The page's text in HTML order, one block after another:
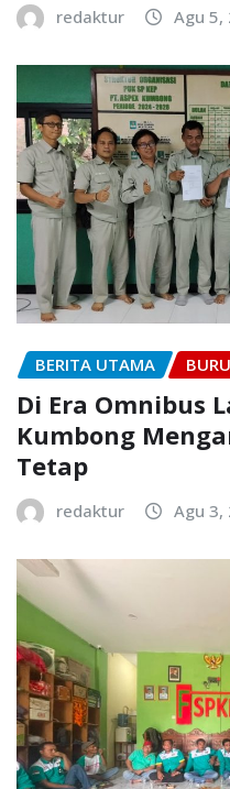
redaktur Agu 5,
BERITA UTAMA
Di Era Omnibus
Kumbong
Tetap
redaktur Agu 3,